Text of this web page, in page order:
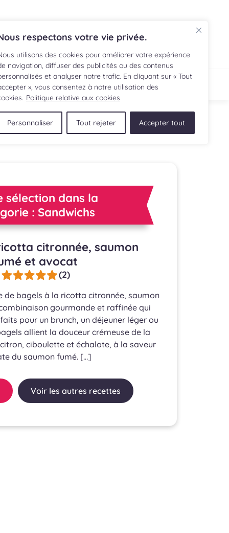
respectons votre vie privée.
utilisons des cookies pour améliorer votre expérience
navigation, diffuser des publicités ou des contenus
et analyser notre trafic. En cliquant sur « Tout
», vous consentez à notre utilisation des
Politique relative aux cookies
Personnaliser Tout rejeter Accepter tout
BOUTIQUE
sélection dans la
: Sandwichs
citronnée, saumon
et avocat
(2)
de bagels à la ricotta citronnée, saumon
gourmande et raffinée qui
pour un brunch, un déjeuner léger ou
allient la douceur crémeuse de la
ciboulette et échalote, à la saveur
du saumon fumé. […]
Voir les autres recettes